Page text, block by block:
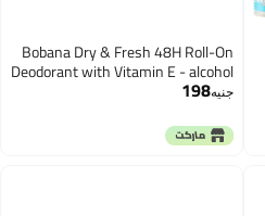
Bobana Dry & Fresh 48H Roll-On
Deodorant with Vitamin E - alcohol
free, aluminum free 50 ML
جنيه198